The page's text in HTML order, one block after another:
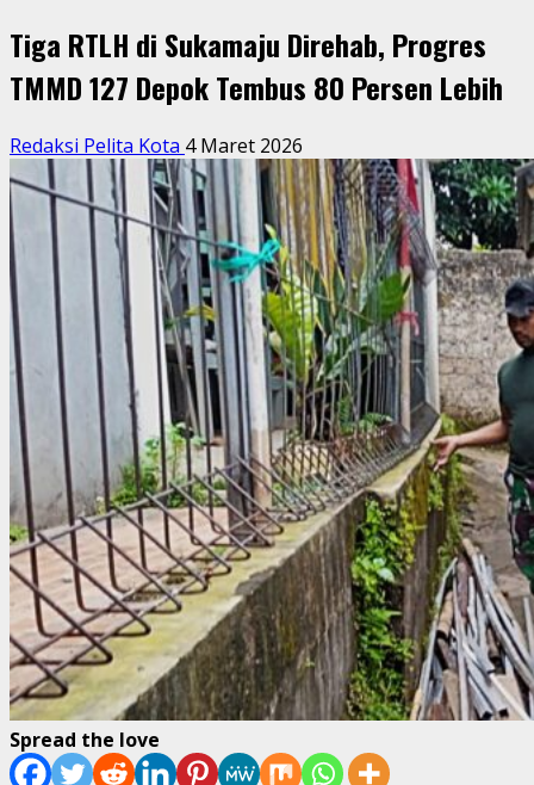
Tiga RTLH di Sukamaju Direhab, Progres
TMMD 127 Depok Tembus 80 Persen Lebih
Redaksi Pelita Kota 4 Maret 2026
Spread the love